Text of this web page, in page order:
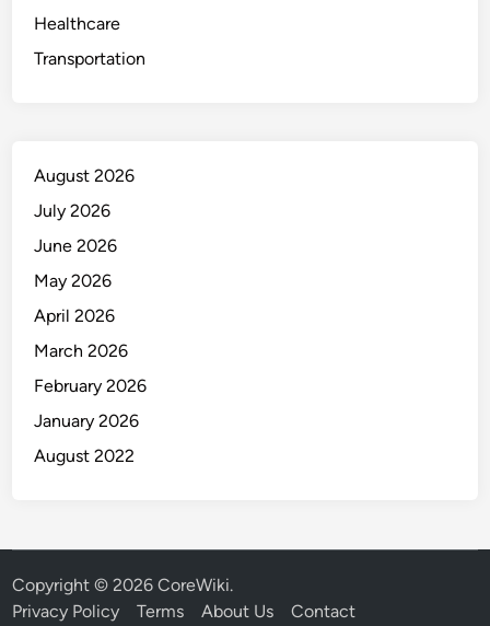
Healthcare
Transportation
August 2026
July 2026
June 2026
May 2026
April 2026
March 2026
February 2026
January 2026
August 2022
Copyright © 2026CoreWiki.
Privacy Policy
Terms About Us Contact